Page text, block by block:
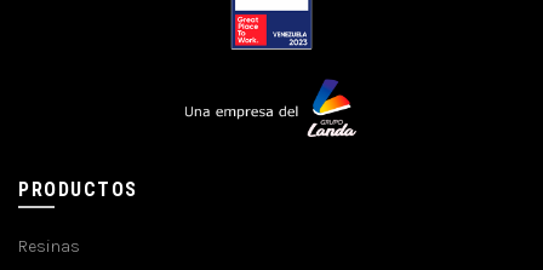
PRODUCTOS
Resinas